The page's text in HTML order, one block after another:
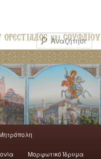
Μορφωτικό Ίδρυμα